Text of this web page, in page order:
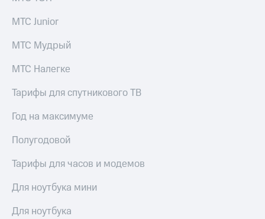
МТС Junior
МТС Мудрый
МТС Налегке
Тарифы для спутникового ТВ
Год на максимуме
Полугодовой
Тарифы для часов и модемов
Для ноутбука мини
Для ноутбука